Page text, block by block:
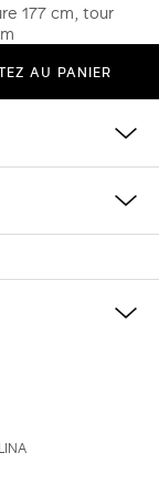
177 cm, tour
AU PANIER